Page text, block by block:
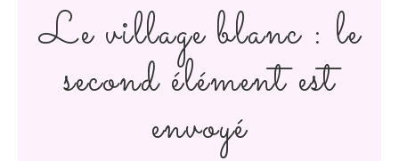
Le village blanc : le
second élément est
envoyé